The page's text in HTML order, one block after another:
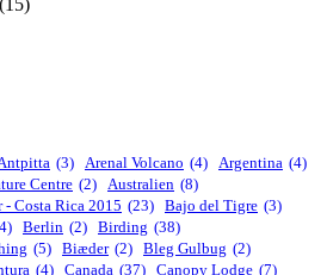
(3) Arenal Volcano (4) Argentina (4)
Centre (2) Australien (8)
Costa Rica 2015 (23) Bajo del Tigre (3)
Berlin (2) Birding (38)
(5) Biæder (2) Bleg Gulbug (2)
(4) Canada (37) Canopy Lodge (7)